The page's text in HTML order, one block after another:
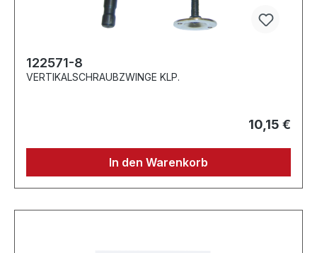
122571-8
VERTIKALSCHRAUBZWINGE KLP.
10,15 €
In den Warenkorb